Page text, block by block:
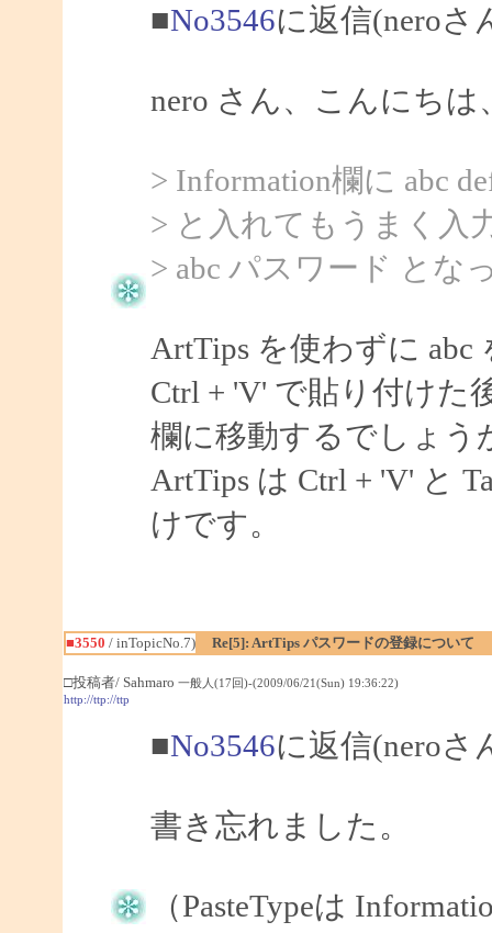
■No3546に返信(neroさ
nero さん、こんにちは
> Information欄に abc
> と入れてもうまく入
> abc パスワード とな
ArtTips を使わずに
Ctrl + 'V' で貼り付けた
欄に移動するでしょう
ArtTips は Ctrl + 'V' と
けです。
■3550 / inTopicNo.7) Re[5]: ArtTips パスワードの登録について
□投稿者/ Sahmaro 一般人(17回)-(2009/06/21(Sun) 19:36:22)
http://ttp://ttp
■No3546に返信(neroさ
書き忘れました。
（PasteTypeは